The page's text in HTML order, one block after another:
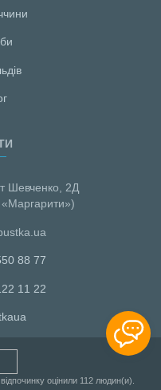
Шевченко, 2Д
«Маргарити»)
88 77
11 22
оцінили 112 людин(и).